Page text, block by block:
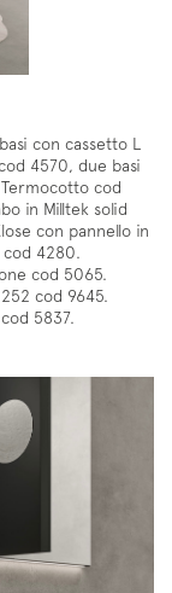
con cassetto L
4570, due basi
cod
in Milltek solid
con pannello in
4280.
cod 5065.
cod 9645.
5837.